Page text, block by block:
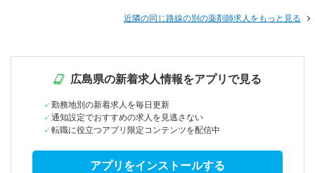
近隣の同じ路線の別の薬剤師求人をもっと見る
広島県の新着求人情報をアプリで見る
勤務地別の新着求人を毎日更新
通知設定でおすすめの求人を見逃さない
転職に役立つアプリ限定コンテンツを配信中
アプリをインストールする